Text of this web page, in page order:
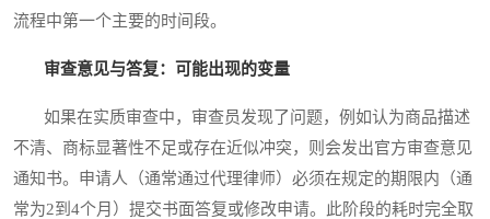
流程中第一个主要的时间段。
审查意见与答复：可能出现的变量
如果在实质审查中，审查员发现了问题，例如认为商品描述
不清、商标显著性不足或存在近似冲突，则会发出官方审查意见
通知书。申请人（通常通过代理律师）必须在规定的期限内（通
常为2到4个月）提交书面答复或修改申请。此阶段的耗时完全取